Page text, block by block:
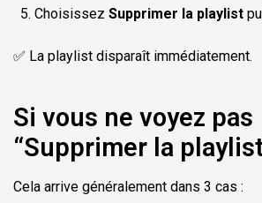
Choisissez Supprimer la playlist
✅ La playlist disparaît immédiatement.
Si vous ne voyez pas
“Supprimer la
Cela arrive généralement dans 3 cas :